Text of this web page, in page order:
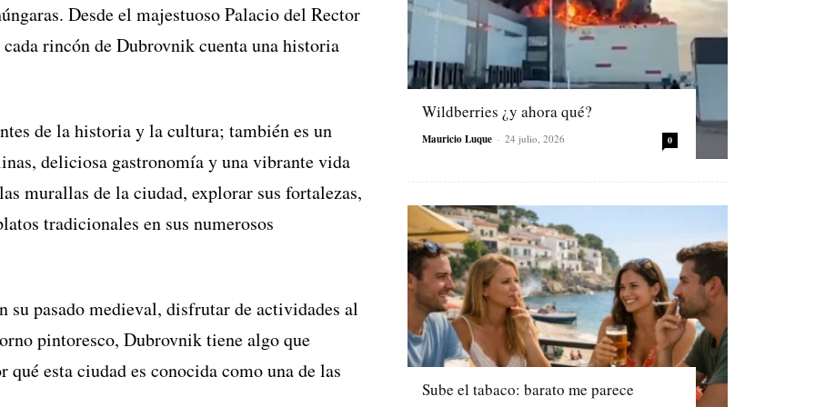
Desde el majestuoso Palacio del Rector
rincón de Dubrovnik cuenta una historia
de la historia y la cultura; también es un
deliciosa gastronomía y una vibrante vida
murallas de la ciudad, explorar sus fortalezas,
tradicionales en sus numerosos
su pasado medieval, disfrutar de actividades al
pintoresco, Dubrovnik tiene algo que
esta ciudad es conocida como una de las
Wildberries ¿y ahora qué?
Mauricio Luque - 24 julio, 2026 0
Sube el tabaco: barato me parece